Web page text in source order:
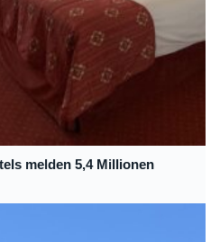
melden 5,4 Millionen